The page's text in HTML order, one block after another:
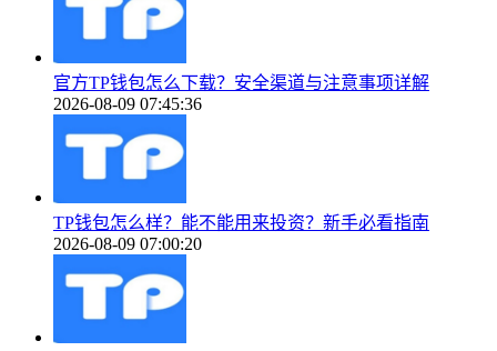
官方TP钱包怎么下载？安全渠道与注意事项详解
2026-08-09 07:45:36
TP钱包怎么样？能不能用来投资？新手必看指南
2026-08-09 07:00:20